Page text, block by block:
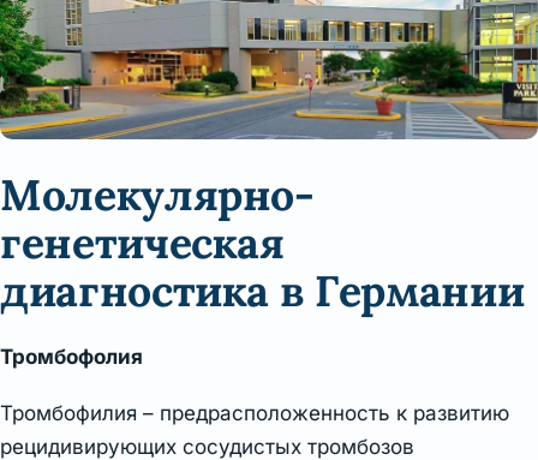
Молекулярно-
генетическая
диагностика в Германии
Тромбофолия
Тромбофилия – предрасположенность к развитию
рецидивирующих сосудистых тромбозов